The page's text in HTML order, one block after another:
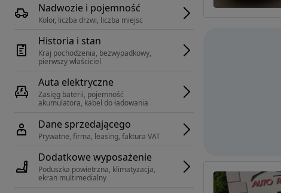
Nadwozie i pojemność
Kolor, liczba drzwi, liczba miejsc
Historia i stan
Kraj pochodzenia, bezwypadkowy,
pierwszy właściciel
Auta elektryczne
Zasięg baterii, pojemność
akumulatora, kabel do ładowania
Dane sprzedającego
Prywatne, firma, leasing, faktura VAT
Dodatkowe wyposażenie
Poduszka powietrzna, klimatyzacja,
ekran multimedialny